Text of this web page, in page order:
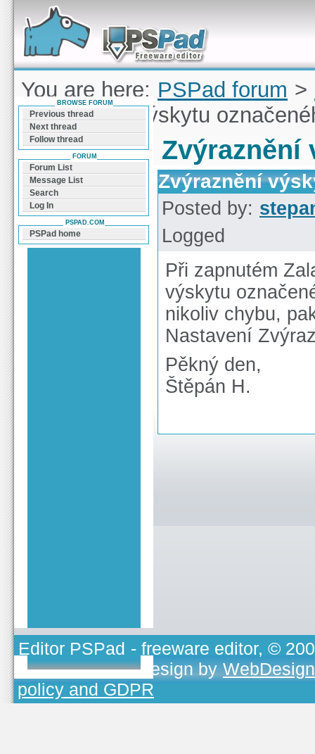
Forum can help you solve problems and quickly
find a solution with PSPad for Microsoft
Windows
You are here: PSPad forum >
Zvýraznění výskytu
Zvýraznění
Zvýraznění
Posted by:
Logged
Při zapnutém
výskytu
nikoliv chybu,
Nastavení
Pěkný den,
Štěpán H.
BROWSE FORUM
Previous thread
Next thread
Follow thread
FORUM
Forum List
Message List
Search
Log In
PSPAD.COM
PSPad home
Editor PSPad - freeware editor, ©
TOJEONO.CZ, design by
policy and GDPR